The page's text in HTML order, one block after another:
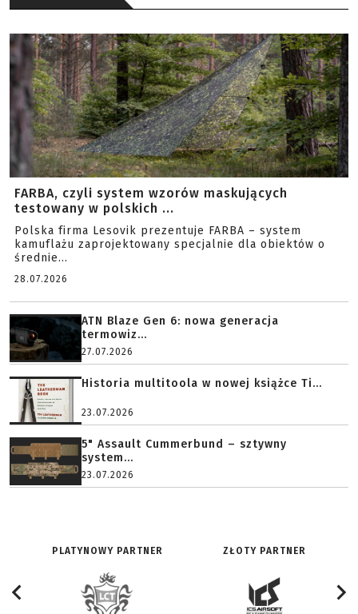
FARBA, czyli system wzorów maskujących
testowany w polskich ...
Polska firma Lesovik prezentuje FARBA – system
kamuflażu zaprojektowany specjalnie dla obiektów o
średnie...
28.07.2026
ATN Blaze Gen 6: nowa generacja
termowiz...
27.07.2026
Historia multitoola w nowej książce Ti...
23.07.2026
5" Assault Cummerbund – sztywny
system...
23.07.2026
PLATYNOWY PARTNER ZŁOTY PARTNER